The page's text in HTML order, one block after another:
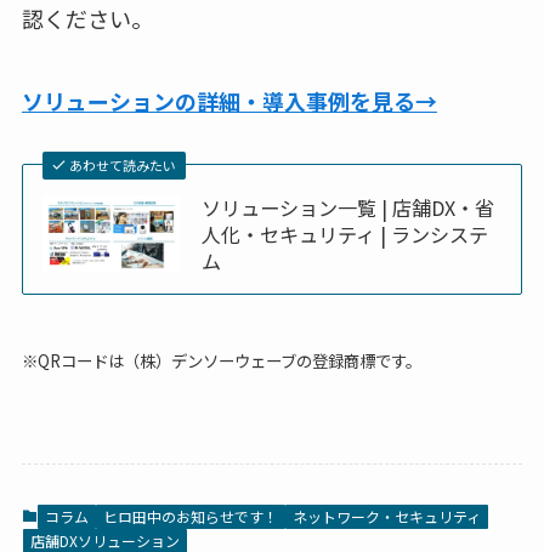
認ください。
ソリューションの詳細・導入事例を見る→
あわせて読みたい
ソリューション一覧 | 店舗DX・省
人化・セキュリティ | ランシステ
ム
※QRコードは（株）デンソーウェーブの登録商標です。
コラム ヒロ田中のお知らせです！
ネットワーク・セキュリティ
店舗DXソリューション